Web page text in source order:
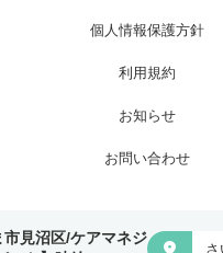
市見沼区/ケアマネジ

個人情報保護方針
利用規約
お知らせ
お問い合わせ